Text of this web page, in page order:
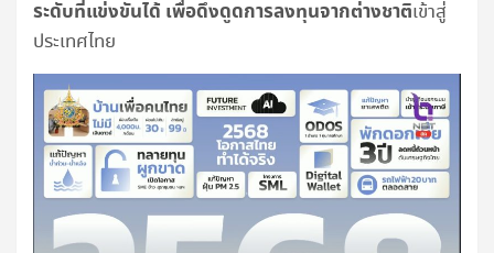
ระดับที่แข่งขันได้ เพื่อดึงดูดการลงทุนจากต่างชาติเข้าสู่
ประเทศไทย